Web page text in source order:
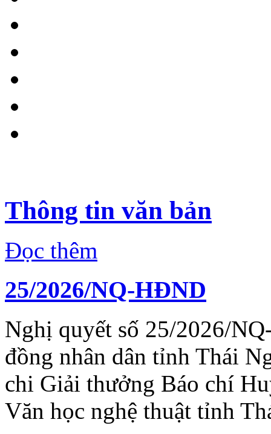
Thông tin văn bản
Đọc thêm
25/2026/NQ-HĐND
Nghị quyết số 25/2026/
đồng nhân dân tỉnh Thái
chi Giải thưởng Báo chí
Văn học nghệ thuật tỉnh